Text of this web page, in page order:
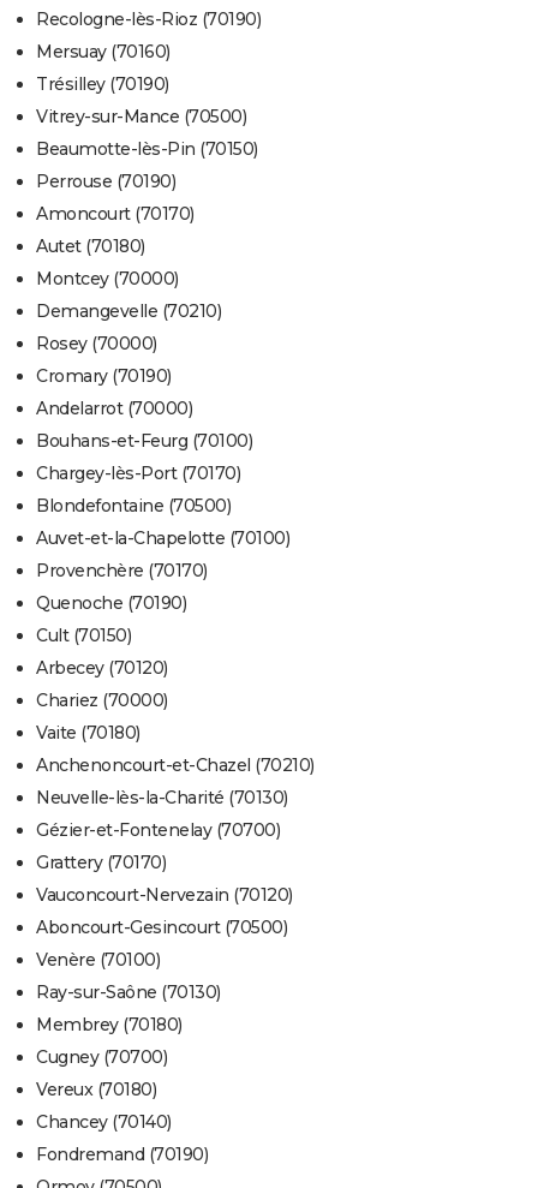
Recologne-lès-Rioz (70190)
Mersuay (70160)
Trésilley (70190)
Vitrey-sur-Mance (70500)
Beaumotte-lès-Pin (70150)
Perrouse (70190)
Amoncourt (70170)
Autet (70180)
Montcey (70000)
Demangevelle (70210)
Rosey (70000)
Cromary (70190)
Andelarrot (70000)
Bouhans-et-Feurg (70100)
Chargey-lès-Port (70170)
Blondefontaine (70500)
Auvet-et-la-Chapelotte (70100)
Provenchère (70170)
Quenoche (70190)
Cult (70150)
Arbecey (70120)
Chariez (70000)
Vaite (70180)
Anchenoncourt-et-Chazel (70210)
Neuvelle-lès-la-Charité (70130)
Gézier-et-Fontenelay (70700)
Grattery (70170)
Vauconcourt-Nervezain (70120)
Aboncourt-Gesincourt (70500)
Venère (70100)
Ray-sur-Saône (70130)
Membrey (70180)
Cugney (70700)
Vereux (70180)
Chancey (70140)
Fondremand (70190)